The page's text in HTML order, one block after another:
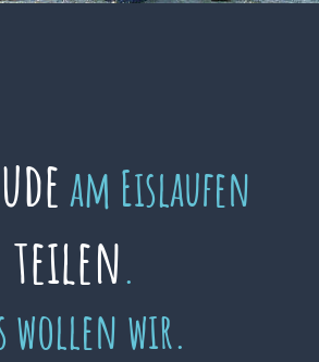
am Eislaufen
teilen.
wollen wir.